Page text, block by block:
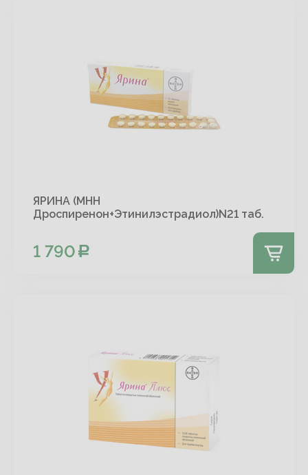
ЯРИНА (МНН
Дроспиренон+Этинилэстрадиол)N21 таб.
1 790